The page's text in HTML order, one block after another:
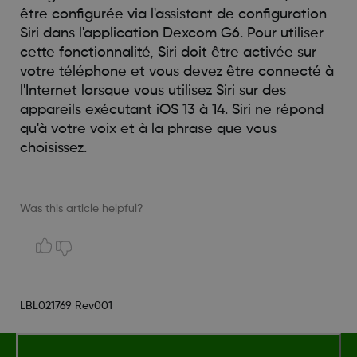
être configurée via l'assistant de configuration
Siri dans l'application Dexcom G6. Pour utiliser
cette fonctionnalité, Siri doit être activée sur
votre téléphone et vous devez être connecté à
l'Internet lorsque vous utilisez Siri sur des
appareils exécutant iOS 13 à 14. Siri ne répond
qu'à votre voix et à la phrase que vous
choisissez.
Was this article helpful?
LBL021769 Rev001